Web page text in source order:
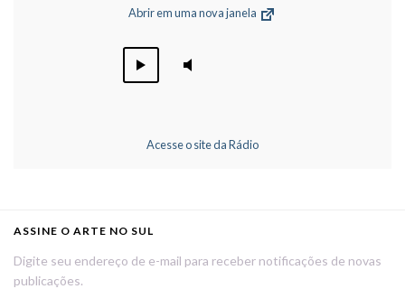
Abrir em uma nova janela
Acesse o site da Rádio
ASSINE O ARTE NO SUL
Digite seu endereço de e-mail para receber notificações de novas
publicações.